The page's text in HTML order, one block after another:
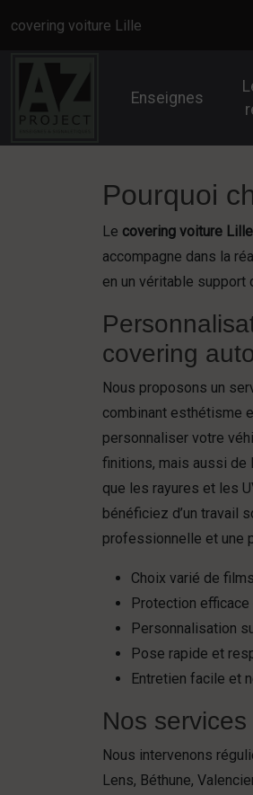
covering voiture Lille
Enseignes
Pourquoi
Le covering voiture Lille
accompagne dans la
en un véritable support
covering
Nous proposons un
combinant esthétisme
personnaliser votre
finitions, mais aussi
que les rayures et les
bénéficiez d’un travail
professionnelle et une
Choix varié de
Protection
Personnalisation
Pose rapide et
Entretien facile et
Nos
Nous intervenons
Lens, Béthune,